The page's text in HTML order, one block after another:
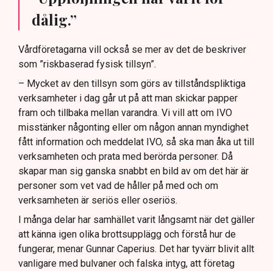
dålig.”
Vårdföretagarna vill också se mer av det de beskriver
som ”riskbaserad fysisk tillsyn”.
– Mycket av den tillsyn som görs av tillståndspliktiga
verksamheter i dag går ut på att man skickar papper
fram och tillbaka mellan varandra. Vi vill att om IVO
misstänker någonting eller om någon annan myndighet
fått information och meddelat IVO, så ska man åka ut till
verksamheten och prata med berörda personer. Då
skapar man sig ganska snabbt en bild av om det här är
personer som vet vad de håller på med och om
verksamheten är seriös eller oseriös.
I många delar har samhället varit långsamt när det gäller
att känna igen olika brottsupplägg och förstå hur de
fungerar, menar Gunnar Caperius. Det har tyvärr blivit allt
vanligare med bulvaner och falska intyg, att företag